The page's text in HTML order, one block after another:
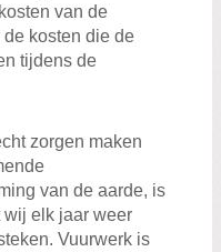
van de
kosten die de
tijdens de
zorgen maken
van de aarde, is
wij elk jaar weer
Vuurwerk is